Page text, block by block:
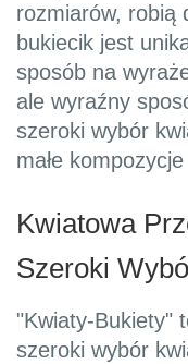
rozmiarów, robią
bukiecik jest
sposób na
ale wyraźny
szeroki wybór
małe
Kwiatowa
Szeroki
"Kwiaty-Bukiety"
szeroki wybór